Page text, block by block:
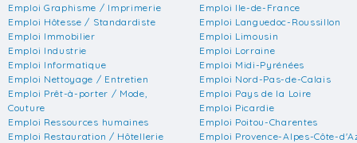
Emploi Graphisme / Imprimerie
Emploi Hôtesse / Standardiste
Emploi Immobilier
Emploi Industrie
Emploi Informatique
Emploi Nettoyage / Entretien
Emploi Prêt-à-porter / Mode,
Couture
Emploi Ressources humaines
Emploi Restauration / Hôtellerie
Emploi Ile-de-France
Emploi Languedoc-Roussillon
Emploi Limousin
Emploi Lorraine
Emploi Midi-Pyrénées
Emploi Nord-Pas-de-Calais
Emploi Pays de la Loire
Emploi Picardie
Emploi Poitou-Charentes
Emploi Provence-Alpes-Côte-